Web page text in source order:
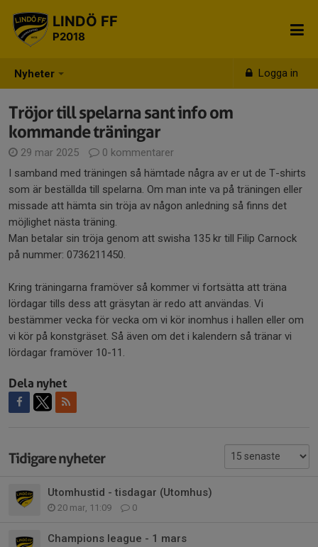
Nyheter Logga in
LINDÖ FF
P2018
Tröjor till spelarna sant info om
kommande träningar
29 mar 2025
0 kommentarer
I samband med träningen så hämtade några av er ut de T-shirts
som är beställda till spelarna. Om man inte va på träningen eller
missade att hämta sin tröja av någon anledning så finns det
möjlighet nästa träning.
Man betalar sin tröja genom att swisha 135 kr till Filip Carnock
på nummer: 0736211450.
Kring träningarna framöver så kommer vi fortsätta att träna
lördagar tills dess att gräsytan är redo att användas. Vi
bestämmer vecka för vecka om vi kör inomhus i hallen eller om
vi kör på konstgräset. Så även om det i kalendern så tränar vi
lördagar framöver 10-11.
Dela nyhet
Tidigare nyheter
Utomhustid - tisdagar (Utomhus)
20 mar, 11:09 0
Champions league - 1 mars